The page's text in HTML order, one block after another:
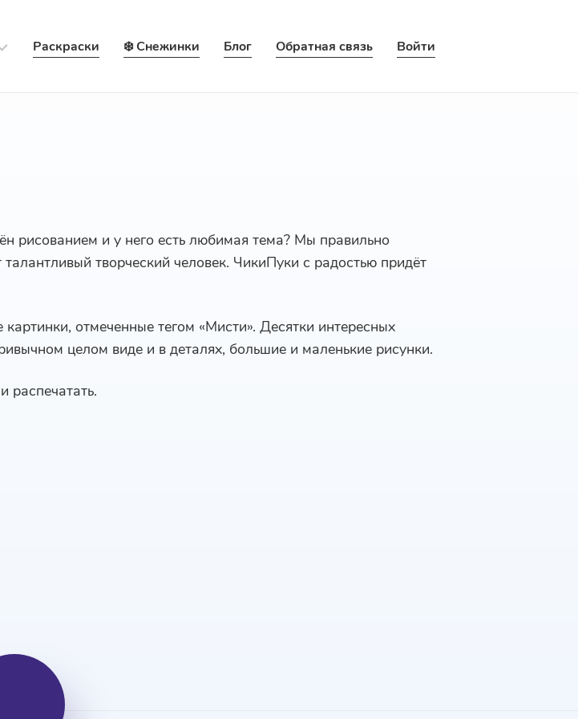
Раскраски ❄️ Снежинки Блог Обратная связь Войти
рисованием и у него есть любимая тема? Мы правильно
творческий человек. ЧикиПуки с радостью придёт
отмеченные тегом «Мисти». Десятки интересных
целом виде и в деталях, большие и маленькие рисунки.
распечатать.